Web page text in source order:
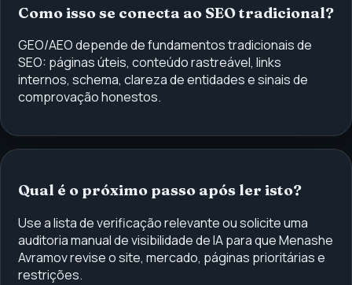
Como isso se conecta ao SEO tradicional?
GEO/AEO depende de fundamentos tradicionais de
SEO: páginas úteis, conteúdo rastreável, links
internos, schema, clareza de entidades e sinais de
comprovação honestos.
Qual é o próximo passo após ler isto?
Use a lista de verificação relevante ou solicite uma
auditoria manual de visibilidade de IA para que Menashe
Avramov revise o site, mercado, páginas prioritárias e
restrições.